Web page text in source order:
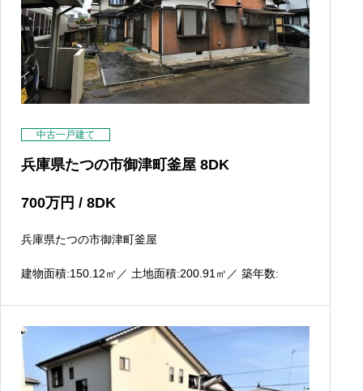
中古一戸建て
兵庫県たつの市御津町釜屋 8DK
700万円 / 8DK
兵庫県たつの市御津町釜屋
建物面積:150.12㎡ ／ 土地面積:200.91㎡ ／ 築年数: